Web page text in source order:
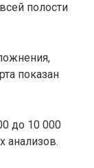
полости
показан
до 10 000
анализов.